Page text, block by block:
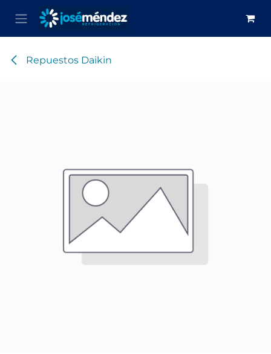
Ir al contenido
Repuestos Daikin